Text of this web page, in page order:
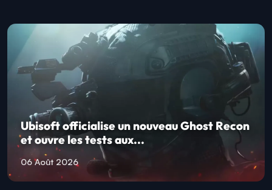
Ubisoft officialise un nouveau Ghost Recon
et ouvre les tests aux...
06 Août 2026